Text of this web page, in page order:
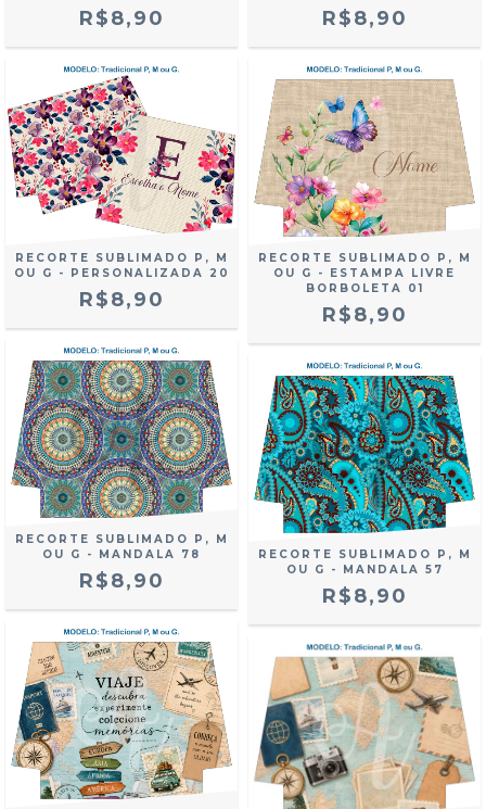
R$8,90 R$8,90
RECORTE SUBLIMADO P, M
OU G - PERSONALIZADA 20
R$8,90
RECORTE SUBLIMADO P, M
OU G - ESTAMPA LIVRE
BORBOLETA 01
R$8,90
RECORTE SUBLIMADO P, M
OU G - MANDALA 78
R$8,90
RECORTE SUBLIMADO P, M
OU G - MANDALA 57
R$8,90